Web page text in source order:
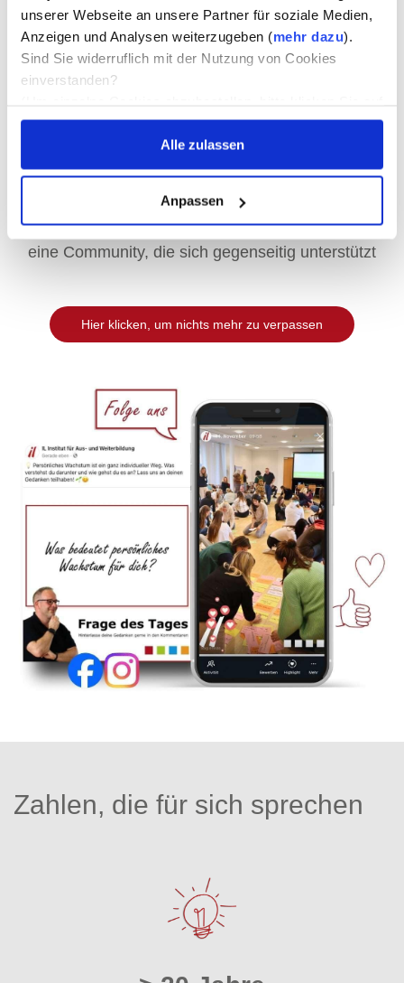
unserer Webseite an unsere Partner für soziale Medien,
Anzeigen und Analysen weiterzugeben (mehr dazu).
Sind Sie widerruflich mit der Nutzung von Cookies
einverstanden?
die entsprechenden Worte zB "Marketing", der
Schieberegler wird dadurch betätigt.)
Alle zulassen
Anpassen
Das erwartet dich:
exklusive Einblicke in den Seminarraum
inspirierende Tipps & kurze Lernimpulse
eine Community, die sich gegenseitig unterstützt
Hier klicken, um nichts mehr zu verpassen
Zahlen, die für sich sprechen